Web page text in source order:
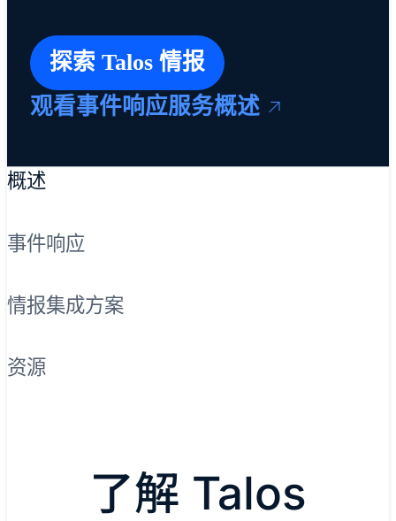
探索 Talos 情报
观看事件响应服务概述
概述
事件响应
情报集成方案
资源
了解 Talos